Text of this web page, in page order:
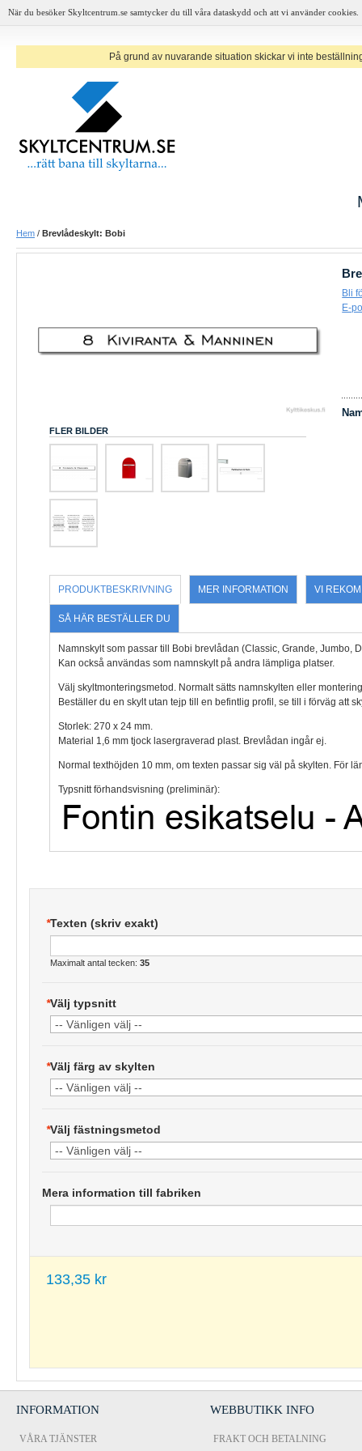
När du besöker Skyltcentrum.se samtycker du till våra dataskydd och att vi använder cookies.
På grund av nuvarande situation skickar vi inte
Hem / Brevlådeskylt: Bobi
FLER BILDER
Bli
E-
PRODUKTBESKRIVNING MER INFORMATION VI
SÅ HÄR BESTÄLLER DU
Namnskylt som passar till Bobi brevlådan (Classic, Grande, Jumbo,
Kan också användas som namnskylt på andra lämpliga platser.
Välj skyltmonteringsmetod. Normalt sätts namnskylten eller
Beställer du en skylt utan tejp till en befintlig profil, se till i förväg att
Storlek: 270 x 24 mm.
Material 1,6 mm tjock lasergraverad plast. Brevlådan ingår ej.
Normal texthöjden 10 mm, om texten passar sig väl på skylten. För
Typsnitt förhandsvisning (preliminär):
*Texten (skriv exakt)
Maximalt antal tecken: 35
*Välj typsnitt
*Välj färg av skylten
*Välj fästningsmetod
Mera information till fabriken
133,35 kr
INFORMATION
VÅRA TJÄNSTER
WEBBUTIKK INFO
FRAKT OCH BETALNING